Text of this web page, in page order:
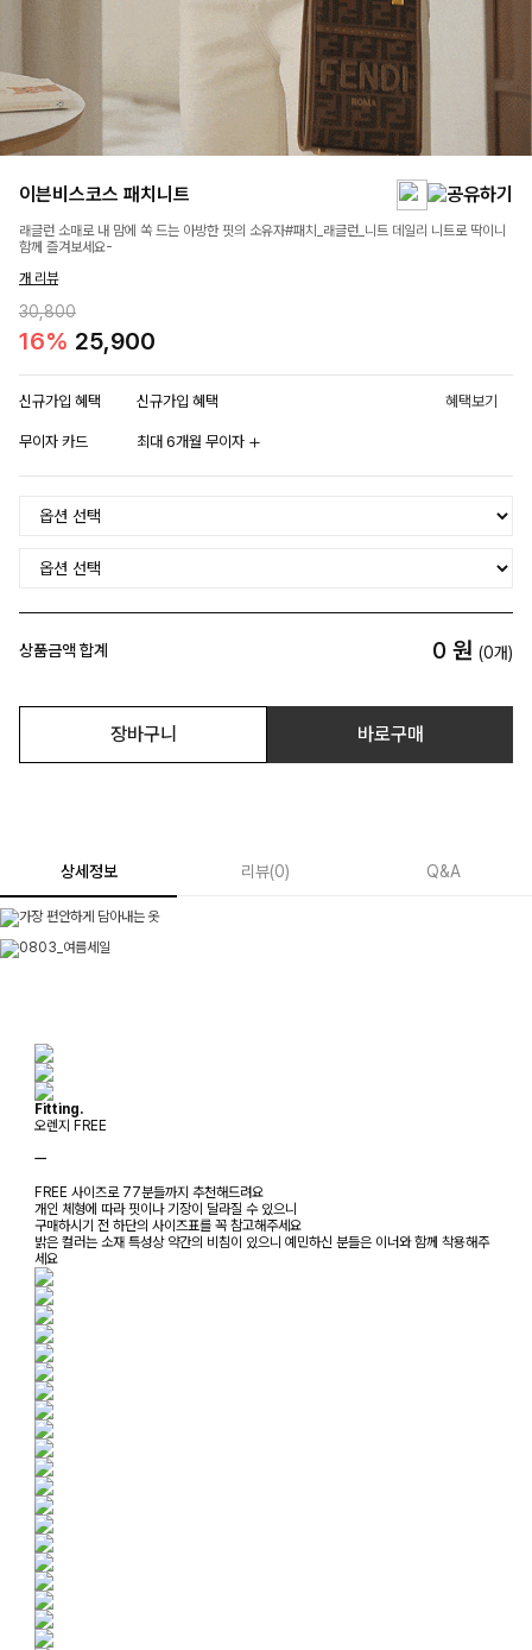
이븐비스코스 패치니트
래글런 소매로 내 맘에 쏙 드는 아방한 핏의 소유자#패치_래글런_니트 데일리 니트로 딱이니
함께 즐겨보세요-
개 리뷰
30,800
16% 25,900
신규가입 혜택 신규가입 혜택 혜택보기
무이자 카드 최대 6개월 무이자
상품금액 합계 0 원 (0개)
장바구니 바로구매
상세정보 리뷰(0) Q&A
Fitting.
오렌지 FREE
ㅡ
FREE 사이즈로 77분들까지 추천해드려요
개인 체형에 따라 핏이나 기장이 달라질 수 있으니
구매하시기 전 하단의 사이즈표를 꼭 참고해주세요
밝은 컬러는 소재 특성상 약간의 비침이 있으니 예민하신 분들은 이너와 함께 착용해주
세요